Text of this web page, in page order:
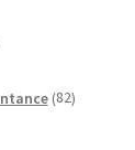
82izdelkov